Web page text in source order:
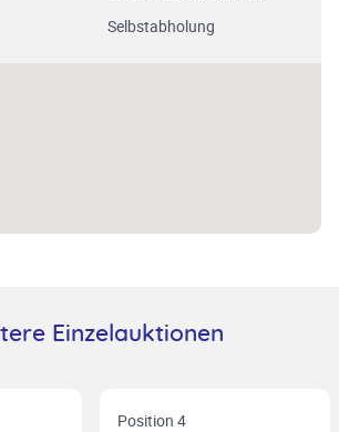
Selbstabholung
Einzelauktionen
Position 4